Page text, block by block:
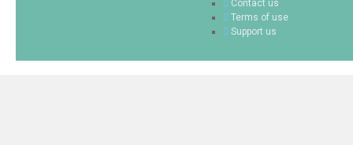
Contact us
Terms of use
Support us